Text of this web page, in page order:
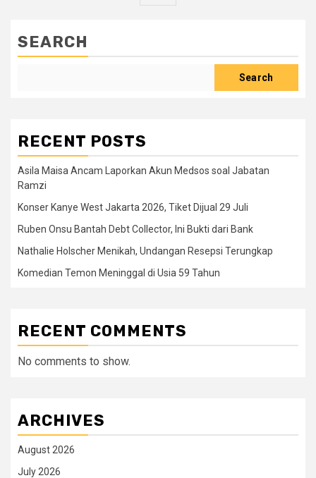
SEARCH
Search
RECENT POSTS
Asila Maisa Ancam Laporkan Akun Medsos soal Jabatan
Ramzi
Konser Kanye West Jakarta 2026, Tiket Dijual 29 Juli
Ruben Onsu Bantah Debt Collector, Ini Bukti dari Bank
Nathalie Holscher Menikah, Undangan Resepsi Terungkap
Komedian Temon Meninggal di Usia 59 Tahun
RECENT COMMENTS
No comments to show.
ARCHIVES
August 2026
July 2026